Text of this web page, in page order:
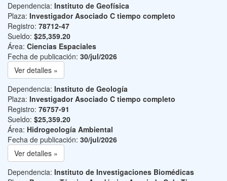
Dependencia: Instituto de Geofísica
Plaza: Investigador Asociado C tiempo completo
Registro: 78712-47
Sueldo: $25,359.20
Área: Ciencias Espaciales
Fecha de publicación: 30/jul/2026
Ver detalles »
Dependencia: Instituto de Geología
Plaza: Investigador Asociado C tiempo completo
Registro: 76757-91
Sueldo: $25,359.20
Área: Hidrogeología Ambiental
Fecha de publicación: 30/jul/2026
Ver detalles »
Dependencia: Instituto de Investigaciones Biomédicas